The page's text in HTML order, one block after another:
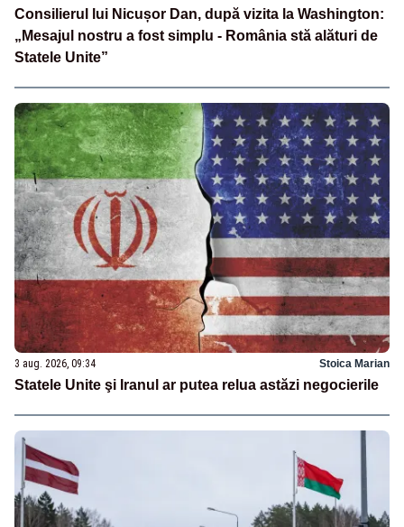
Consilierul lui Nicușor Dan, după vizita la Washington:
„Mesajul nostru a fost simplu - România stă alături de
Statele Unite”
3 aug. 2026, 09:34 Stoica Marian
Statele Unite şi Iranul ar putea relua astăzi negocierile